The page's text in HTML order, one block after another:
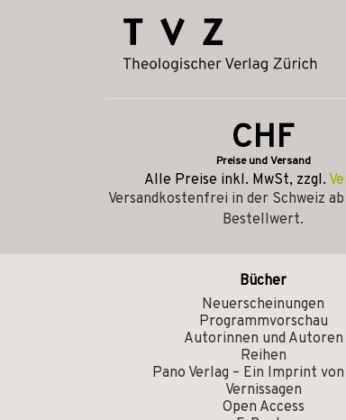
CHF
Preise und Versand
Alle Preise inkl. MwSt, zzgl.
Versandkostenfrei in der Schweiz
Bestellwert.
Bücher
Neuerscheinungen
Programmvorschau
Autorinnen und Autoren
Reihen
Pano Verlag – Ein Imprint von
Vernissagen
Open Access